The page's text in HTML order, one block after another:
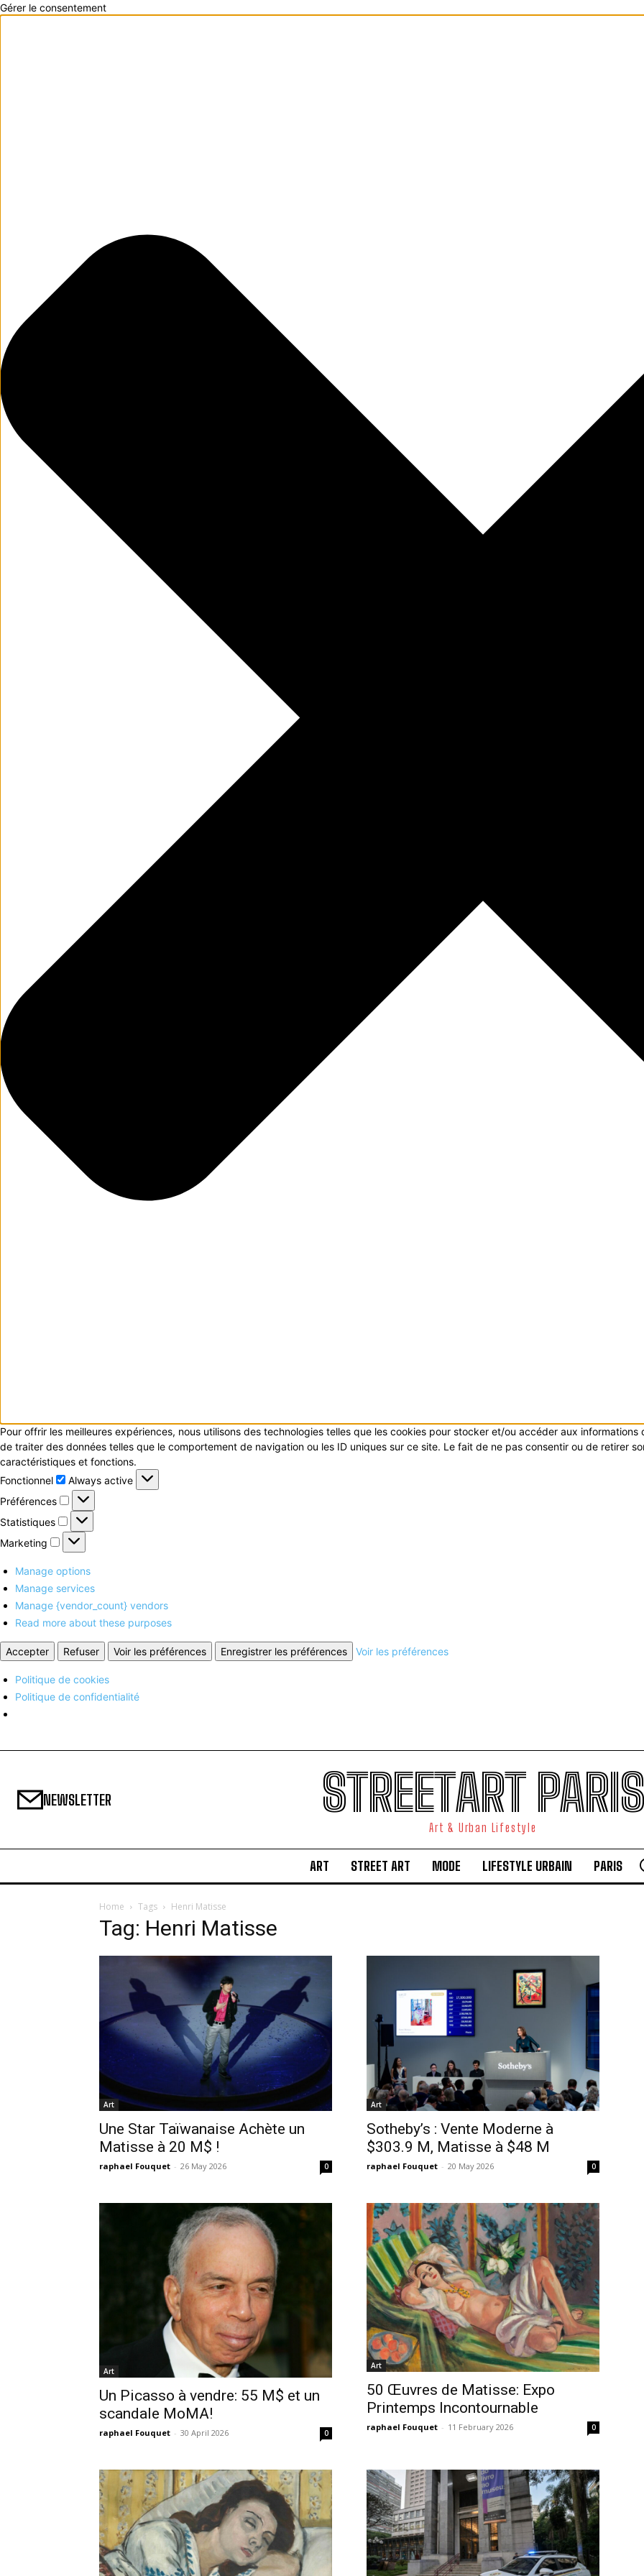
Gérer le consentement
Pour offrir les meilleures expériences, nous utilisons des technologies telles que les cookies pour stocker et/ou accéder aux
de traiter des données telles que le comportement de navigation ou les ID uniques sur ce site. Le fait de ne pas consentir ou de retirer
caractéristiques et fonctions.
Fonctionnel
Fonctionnel
Always active
Préférences
Préférences
Statistiques
Statistiques
Marketing
Marketing
Manage options
Manage services
Manage {vendor_count} vendors
Read more about these purposes
Accepter Refuser Voir les préférences Enregistrer les préférences Voir les préférences
Politique de cookies
Politique de confidentialité
NEWSLETTER STREETART PARIS
Art & Urban Lifestyle
ART STREET ART MODE LIFESTYLE URBAIN PARIS
Home Tags Henri Matisse
Tag: Henri Matisse
Art
Une Star Taïwanaise Achète un
Matisse à 20 M$ !
raphael Fouquet - 26 May 2026 0
Art
Sotheby’s : Vente Moderne à
$303.9 M, Matisse à $48 M
raphael Fouquet - 20 May 2026 0
Art
Un Picasso à vendre: 55 M$ et un
scandale MoMA!
raphael Fouquet - 30 April 2026 0
Art
50 Œuvres de Matisse: Expo
Printemps Incontournable
raphael Fouquet - 11 February 2026 0